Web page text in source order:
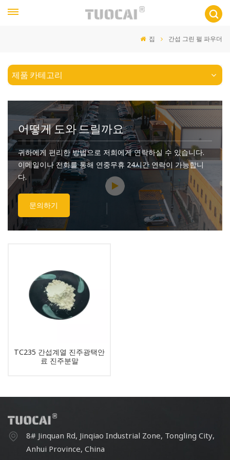
집 간섭 그린 펄 파우더
제품 카테고리
어떻게 도와 드릴까요
귀하에게 편리한 방법으로 저희에게 연락하실 수 있습니다.
이메일이나 전화를 통해 연중무휴 24시간 연락이 가능합니
다.
문의하기
TC235 간섭계열 진주광택안
료 진주분말
8# Jinquan Rd, Jinqiao Industrial Zone, Tongling City,
Anhui Province, China